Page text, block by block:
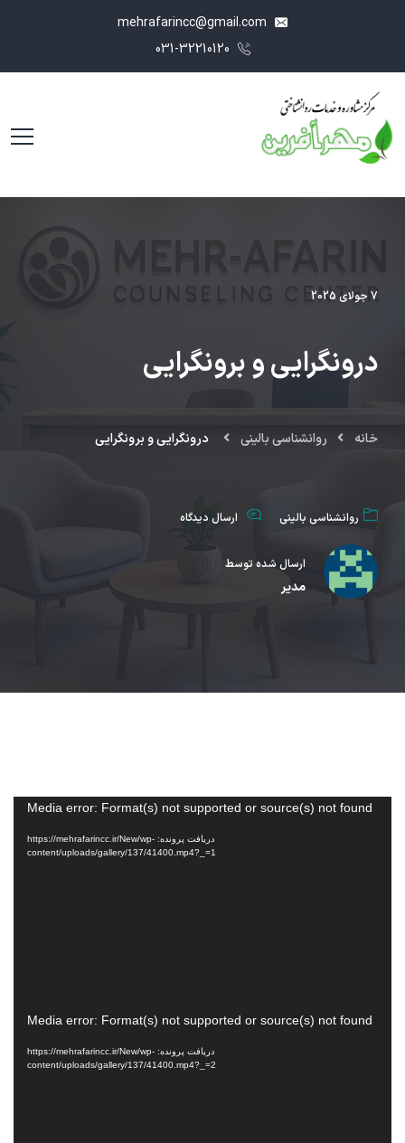
7 جولای 2025
درونگرایی و برونگرایی
خانه روانشناسی بالینی درونگرایی و برونگرایی
روانشناسی بالینی ارسال دیدگاه
ارسال شده توسط
مدیر
نمایشگر
Media error: Format(s) not supported or source(s) not found
دریافت پرونده: https://mehrafarincc.ir/New/wp-
content/uploads/gallery/137/41400.mp4?_=1
نمایشگر
Media error: Format(s) not supported or source(s) not found
دریافت پرونده: https://mehrafarincc.ir/New/wp-
content/uploads/gallery/137/41400.mp4?_=2